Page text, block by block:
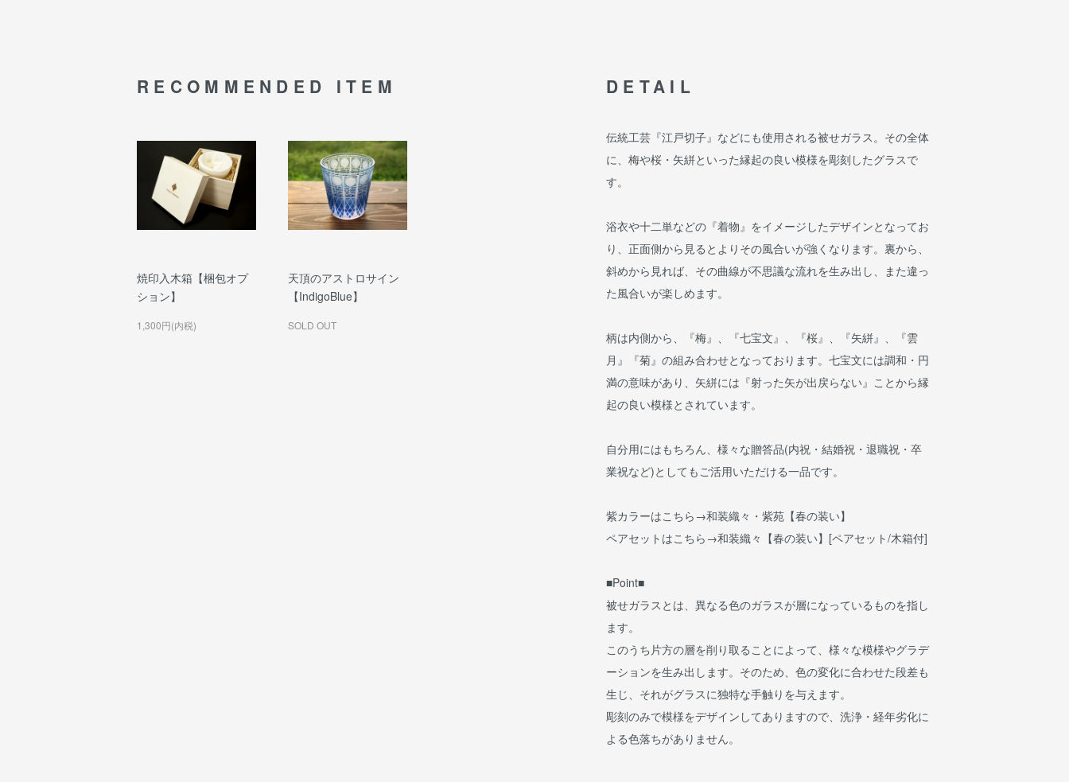
DETAIL
伝統工芸『江戸切子』などにも使用される被せガラス。その全体
に、梅や桜・矢絣といった縁起の良い模様を彫刻したグラスで
す。
浴衣や十二単などの『着物』をイメージしたデザインとなってお
り、正面側から見るとよりその風合いが強くなります。裏から、
斜めから見れば、その曲線が不思議な流れを生み出し、また違っ
た風合いが楽しめます。
柄は内側から、『梅』、『七宝文』、『桜』、『矢絣』、『雲
月』『菊』の組み合わせとなっております。七宝文には調和・円
満の意味があり、矢絣には『射った矢が出戻らない』ことから縁
起の良い模様とされています。
自分用にはもちろん、様々な贈答品(内祝・結婚祝・退職祝・卒
業祝など)としてもご活用いただける一品です。
紫カラーはこちら→和装織々・紫苑【春の装い】
ペアセットはこちら→和装織々【春の装い】[ペアセット/木箱付]
■Point■
被せガラスとは、異なる色のガラスが層になっているものを指し
ます。
このうち片方の層を削り取ることによって、様々な模様やグラデ
ーションを生み出します。そのため、色の変化に合わせた段差も
生じ、それがグラスに独特な手触りを与えます。
彫刻のみで模様をデザインしてありますので、洗浄・経年劣化に
よる色落ちがありません。
RECOMMENDED ITEM
焼印入木箱【梱包オプ
ション】
1,300円(内税)
天頂のアストロサイン
【IndigoBlue】
SOLD OUT